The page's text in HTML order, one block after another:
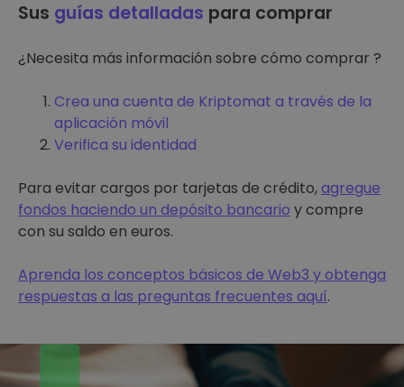
Sus guías detalladas para comprar
¿Necesita más información sobre cómo comprar ?
Crea una cuenta de Kriptomat a través de la
aplicación móvil
Verifica su identidad
Para evitar cargos por tarjetas de crédito,agregue
fondos haciendo un depósito bancario y compre
con su saldo en euros.
Aprenda los conceptos básicos de Web3 y obtenga
respuestas a las preguntas frecuentes aquí.